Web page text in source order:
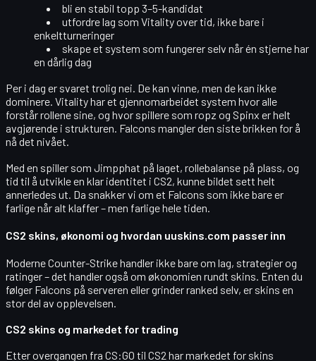
bli en stabil topp 3–5-kandidat
utfordre lag som Vitalityover tid, ikke bare i
enkeltturneringer
skape et system som fungerer selv når én stjerne har
en dårlig dag
Per i dag er svaret trolig nei. De kan vinne, men de kan ikke
dominere. Vitality har et gjennomarbeidet system hvor alle
forstår rollene sine, og hvor spillere som ropz og Spinx er helt
avgjørende i strukturen. Falcons mangler den siste brikken for å
nå det nivået.
Med en spiller som Jimpphat på laget, rollebalanse på plass, og
tid til å utvikle en klar identitet i CS2, kunne bildet sett helt
annerledes ut. Da snakker vi om et Falcons som ikke bare er
farlige når alt klaffer – men farlige hele tiden.
CS2 skins, økonomi og hvordan uuskins.com passer inn
Moderne Counter-Strike handler ikke bare om lag, strategier og
ratinger – det handler også om økonomien rundt skins. Enten du
følger Falcons på serveren eller grinder ranked selv, er skins en
stor del av opplevelsen.
CS2 skins og markedet for trading
Etter overgangen fra CS:GO til CS2 har markedet for skins